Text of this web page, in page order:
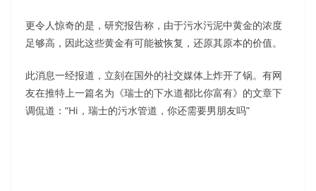
更令人惊奇的是，研究报告称，由于污水污泥中黄金的浓度
足够高，因此这些黄金有可能被恢复，还原其原本的价值。
此消息一经报道，立刻在国外的社交媒体上炸开了锅。有网
友在推特上一篇名为《瑞士的下水道都比你富有》的文章下
调侃道：“Hi，瑞士的污水管道，你还需要男朋友吗”